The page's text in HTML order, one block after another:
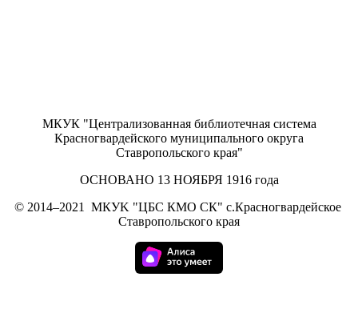
МКУК "Централизованная библиотечная система
Красногвардейского муниципального округа
Ставропольского края"
ОСНОВАНО 13 НОЯБРЯ 1916 года
© 2014–2021
МКУK "ЦБС КМО СК" с.Красногвардейское
Ставропольского края